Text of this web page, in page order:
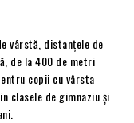
vârstă, distanţele de
de la 400 de metri
copii cu vârsta
clasele de gimnaziu şi